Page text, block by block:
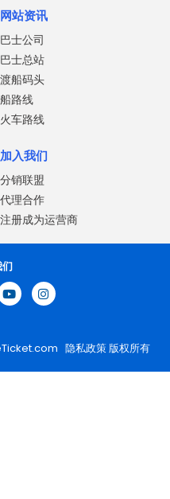
网站资讯
巴士公司
巴士总站
渡船码头
船路线
火车路线
加入我们
分销联盟
代理合作
注册成为运营商
隐私政策版权所有
们